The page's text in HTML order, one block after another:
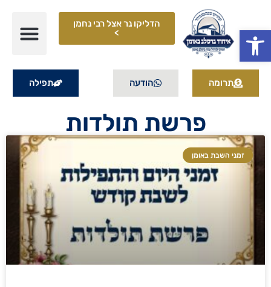
פתח סרגל נגישות
הדליקו נר אצל רבי נחמן
>
תרומה הודעה תפילה
פרשת תולדות
זמני השבת באומן